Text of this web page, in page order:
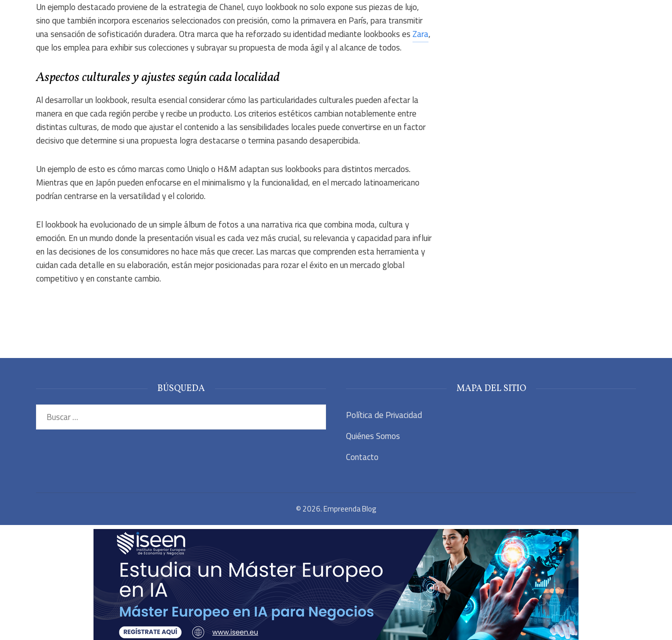
Un ejemplo destacado proviene de la estrategia de Chanel, cuyo lookbook no solo expone sus piezas de lujo,
sino que también incorpora escenarios seleccionados con precisión, como la primavera en París, para transmitir
una sensación de sofisticación duradera. Otra marca que ha reforzado su identidad mediante lookbooks esZara,
que los emplea para exhibir sus colecciones y subrayar su propuesta de moda ágil y al alcance de todos.
Aspectos culturales y ajustes según cada localidad
Al desarrollar un lookbook, resulta esencial considerar cómo las particularidades culturales pueden afectar la
manera en que cada región percibe y recibe un producto. Los criterios estéticos cambian notablemente entre
distintas culturas, de modo que ajustar el contenido a las sensibilidades locales puede convertirse en un factor
decisivo que determine si una propuesta logra destacarse o termina pasando desapercibida.
Un ejemplo de esto es cómo marcas como Uniqlo o H&M adaptan sus lookbooks para distintos mercados.
Mientras que en Japón pueden enfocarse en el minimalismo y la funcionalidad, en el mercado latinoamericano
podrían centrarse en la versatilidad y el colorido.
El lookbook ha evolucionado de un simple álbum de fotos a una narrativa rica que combina moda, cultura y
emoción. En un mundo donde la presentación visual es cada vez más crucial, su relevancia y capacidad para influir
en las decisiones de los consumidores no hace más que crecer. Las marcas que comprenden esta herramienta y
cuidan cada detalle en su elaboración, están mejor posicionadas para rozar el éxito en un mercado global
competitivo y en constante cambio.
BÚSQUEDA MAPA DEL SITIO
Política de Privacidad
Quiénes Somos
Contacto
© 2026. Empreenda Blog